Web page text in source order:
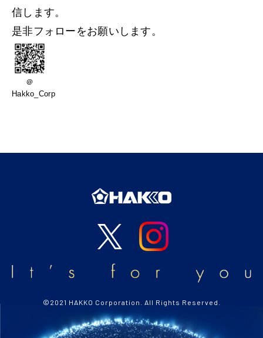
信します。
是非フォローをお願いします。
＠
Hakko_Corp
©2021 HAKKO Corporation. All Rights Reserved.